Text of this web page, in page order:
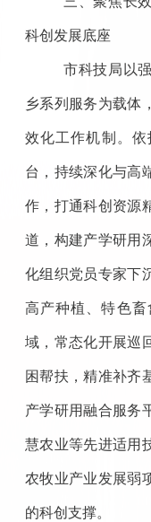
科创发展底座
市科技局以
乡系列服务为载体
效化工作机制。
台，持续深化与高
作，打通科创资源
道，构建产学研用
化组织党员专家下
高产种植、特色
域，常态化开展巡
困帮扶，精准补齐
产学研用融合服务
慧农业等先进适用
农牧业产业发展弱
的科创支撑。